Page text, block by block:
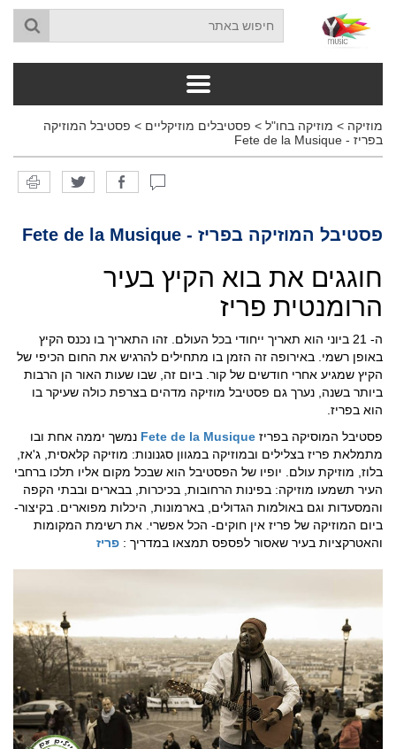
מוזיקה > מוזיקה בחו"ל > פסטיבלים מוזיקליים > פסטיבל המוזיקה
בפריז - Fete de la Musique
פסטיבל המוזיקה בפריז - Fete de la Musique
חוגגים את בוא הקיץ בעיר
הרומנטית פריז
ה- 21 ביוני הוא תאריך ייחודי בכל העולם. זהו התאריך בו נכנס הקיץ
באופן רשמי. באירופה זה הזמן בו מתחילים להרגיש את החום הכיפי של
הקיץ שמגיע אחרי חודשים של קור. ביום זה, שבו שעות האור הן הרבות
ביותר בשנה, נערך גם פסטיבל מוזיקה מדהים בצרפת כולה שעיקר בו
הוא בפריז.
פסטיבל המוסיקה בפריז Fete de la Musique נמשך יממה אחת ובו
מתמלאת פריז בצלילים ובמוזיקה במגוון סגנונות: מוזיקה קלאסית, ג'אז,
בלוז, מוזיקת עולם. יופיו של הפסטיבל הוא שבכל מקום אליו תלכו ברחבי
העיר תשמעו מוזיקה: בפינות הרחובות, בכיכרות, בבארים ובבתי הקפה
והמסעדות וגם באולמות הגדולים, בארמונות, היכלות מפוארים. בקיצור-
ביום המוזיקה של פריז אין חוקים- הכל אפשרי. את רשימת המקומות
והאטרקציות בעיר שאסור לפספס תמצאו במדריך : פריז